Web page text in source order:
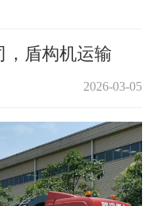
，盾构机运输
2026-03-05